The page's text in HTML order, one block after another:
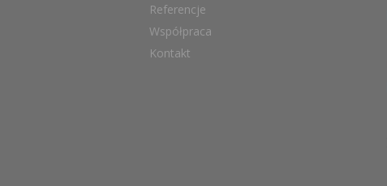
Referencje
Współpraca
Kontakt